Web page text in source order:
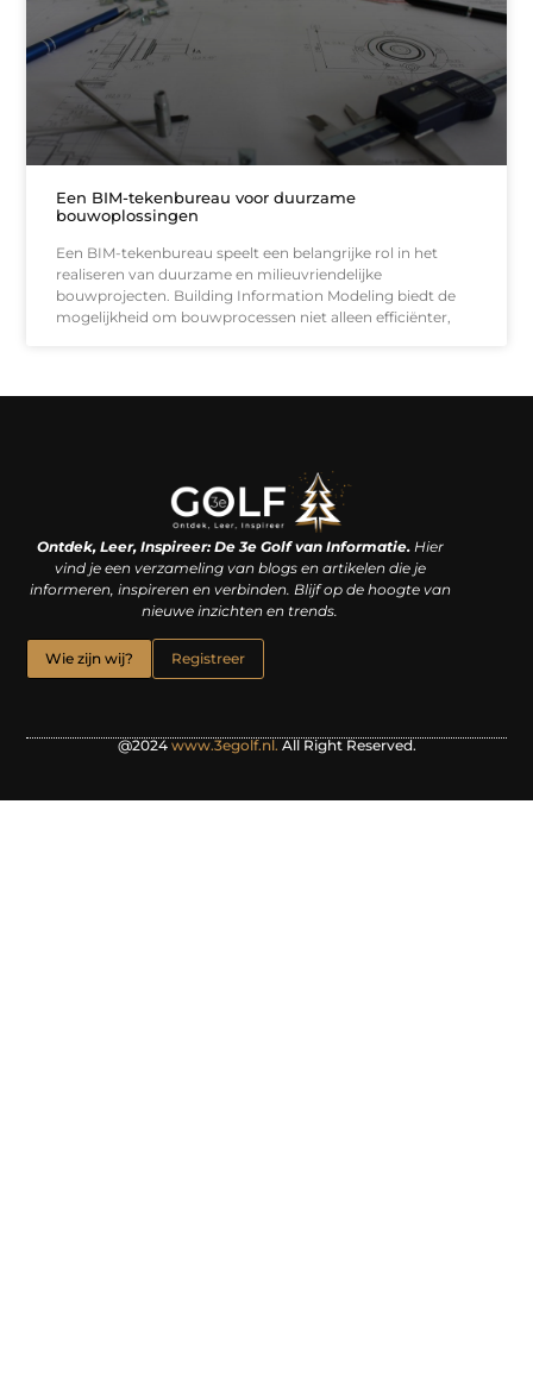
Een BIM-tekenbureau voor duurzame
bouwoplossingen
Een BIM-tekenbureau speelt een belangrijke rol in het
realiseren van duurzame en milieuvriendelijke
bouwprojecten. Building Information Modeling biedt de
mogelijkheid om bouwprocessen niet alleen efficiënter,
Ontdek, Leer, Inspireer: De 3e Golf van Informatie.Hier
vind je een verzameling van blogs en artikelen die je
informeren, inspireren en verbinden. Blijf op de hoogte van
nieuwe inzichten en trends.
Wie zijn wij? Registreer
@2024www.3egolf.nl.All Right Reserved.